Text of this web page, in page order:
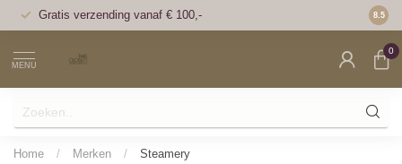
Gratis verzending vanaf € 100,- Voor
8.5
MENU
0
Home / Merken / Steamery